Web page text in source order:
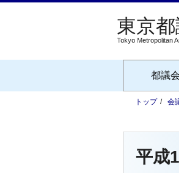
Tokyo Metropolitan
都議
トップ 会
平成